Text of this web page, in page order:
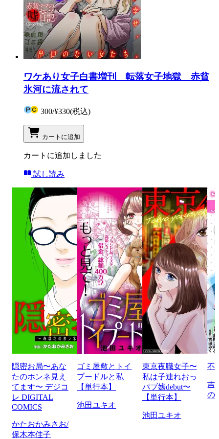
ワケあり女子白書増刊 転落女子地獄 赤貧
氷河に流されて
300/¥330(税込)
カートに追加
カートに追加しました
試し読み
隠密お局〜あな
たのホンネ見え
てます〜 デジコ
レ DIGITAL
COMICS
かたおかみさお/
保木本佳子
ゴミ屋敷とトイ
プードルと私
【単行本】
池田ユキオ
東京夜職女子〜
私は子連れおっ
パブ嬢debut〜
【単行本】
池田ユキオ
不
吉
の